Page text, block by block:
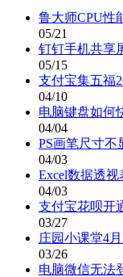
鲁大师CPU性
05/21
钉钉手机共享
05/15
支付宝集五福
04/10
电脑键盘如何
04/04
PS画笔尺寸不
04/03
Excel数据透
04/03
支付宝花呗开
03/27
庄园小课堂4
03/26
电脑微信无法